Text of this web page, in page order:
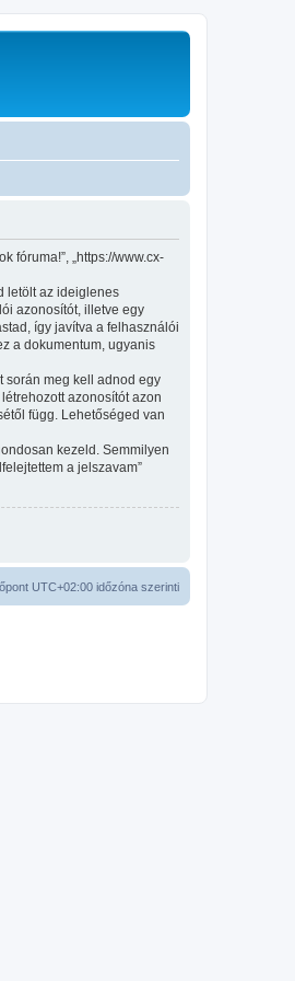
fóruma!”, „https://www.cx-
letölt az ideiglenes
azonosítót, illetve egy
így javítva a felhasználói
a dokumentum, ugyanis
során meg kell adnod egy
azonosítót azon
függ. Lehetőséged van
kezeld. Semmilyen
a jelszavam”
UTC+02:00 időzóna szerinti